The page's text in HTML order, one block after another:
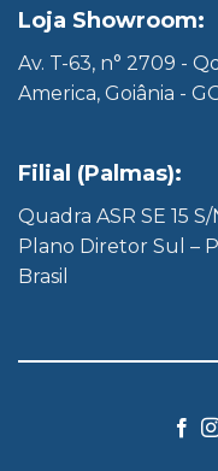
Loja Showroom:
Av. T-63, n° 2709 -
America, Goiânia -
Filial (Palmas):
Quadra ASR SE 15
Plano Diretor Sul –
Brasil